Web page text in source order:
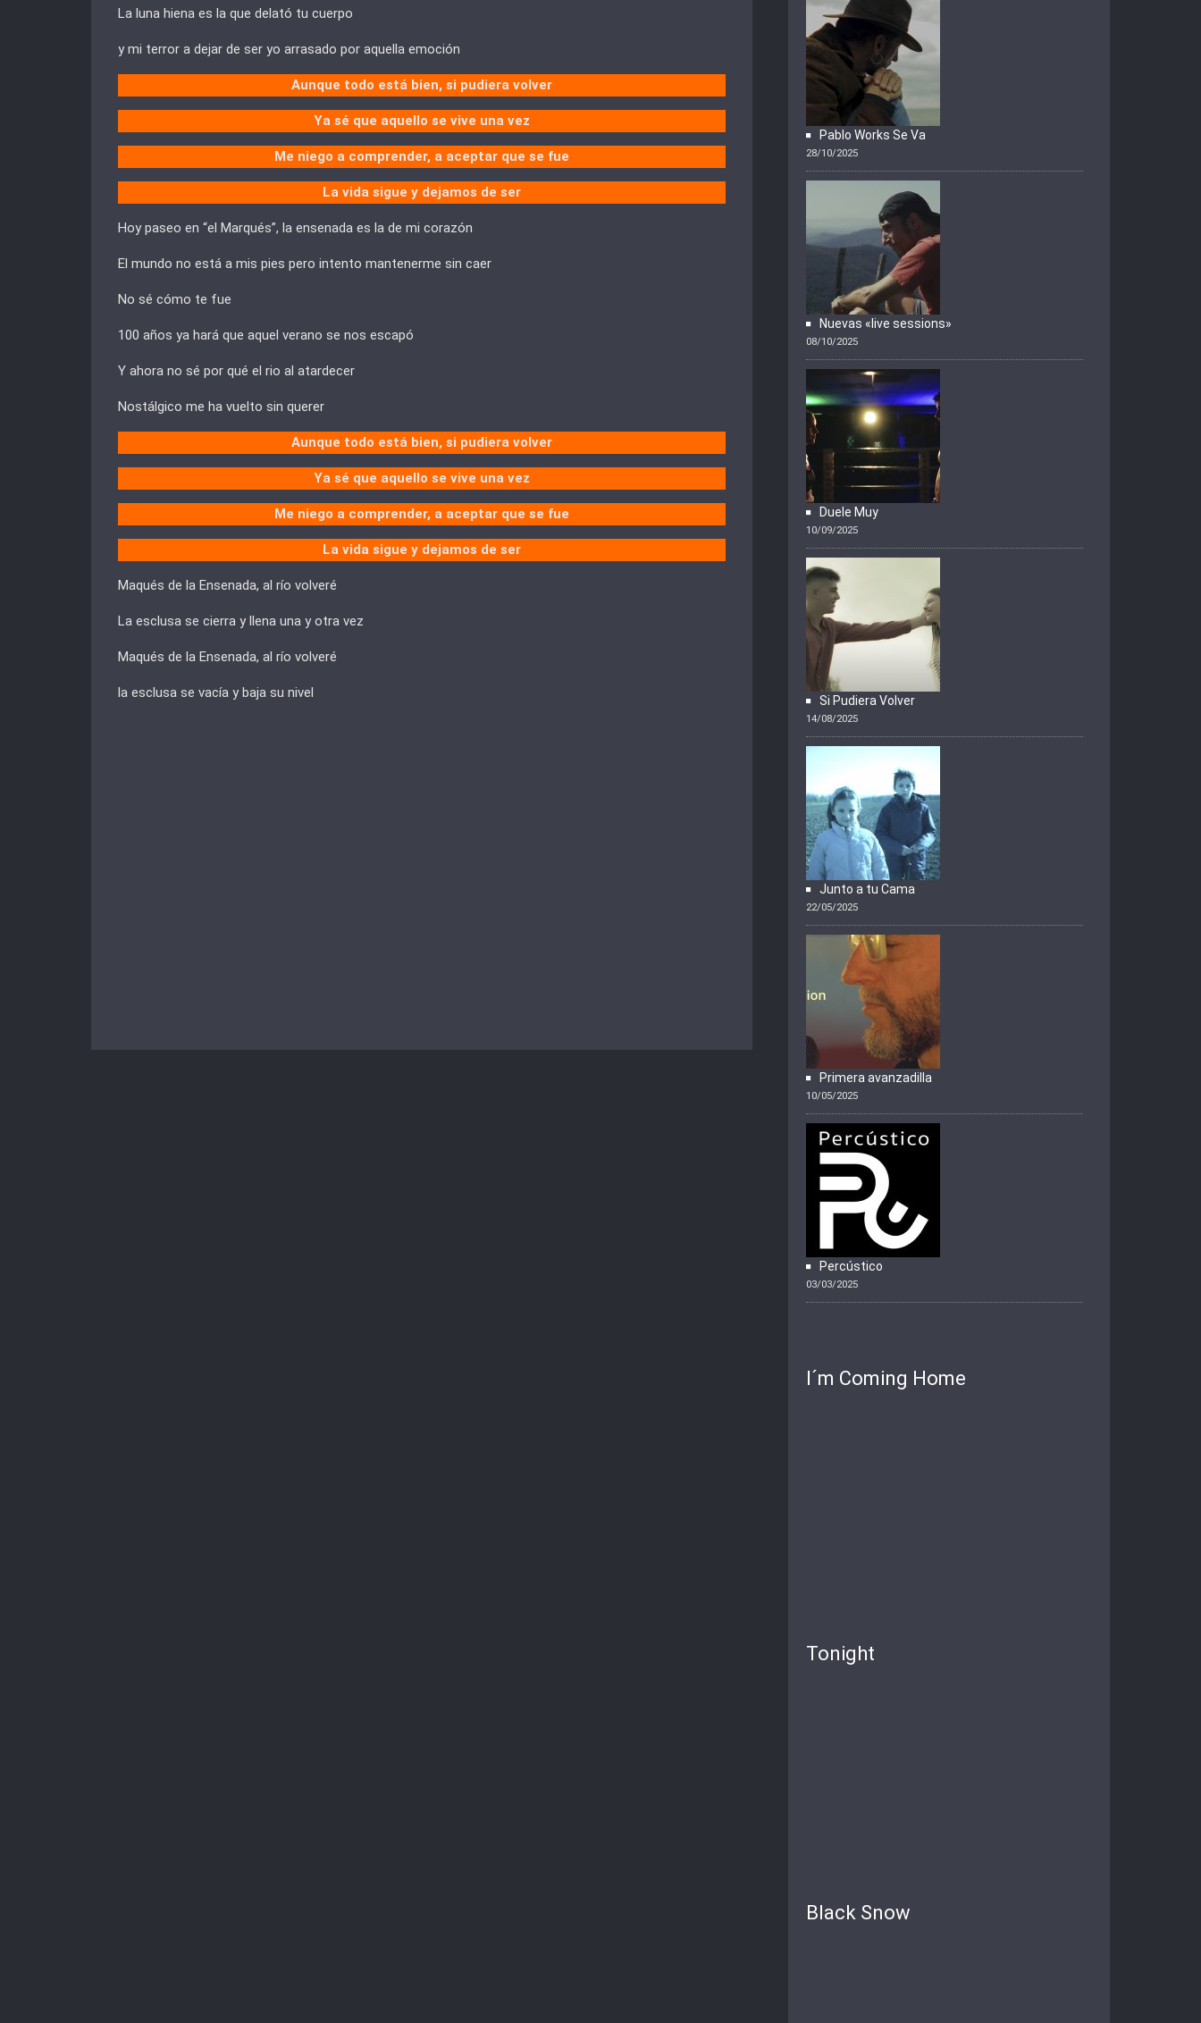
La luna hiena es la que delató tu cuerpo
y mi terror a dejar de ser yo arrasado por aquella emoción
Aunque todo está bien, si pudiera volver
Ya sé que aquello se vive una vez
Me niego a comprender, a aceptar que se fue
La vida sigue y dejamos de ser
Hoy paseo en “el Marqués”, la ensenada es la de mi corazón
El mundo no está a mis pies pero intento mantenerme sin caer
No sé cómo te fue
100 años ya hará que aquel verano se nos escapó
Y ahora no sé por qué el rio al atardecer
Nostálgico me ha vuelto sin querer
Aunque todo está bien, si pudiera volver
Ya sé que aquello se vive una vez
Me niego a comprender, a aceptar que se fue
La vida sigue y dejamos de ser
Maqués de la Ensenada, al río volveré
La esclusa se cierra y llena una y otra vez
Maqués de la Ensenada, al río volveré
la esclusa se vacía y baja su nivel
Pablo Works Se Va
28/10/2025
Nuevas «live sessions»
08/10/2025
Duele Muy
10/09/2025
Si Pudiera Volver
14/08/2025
Junto a tu Cama
22/05/2025
Primera avanzadilla
10/05/2025
Percústico
03/03/2025
I´m Coming Home
Tonight
Black Snow